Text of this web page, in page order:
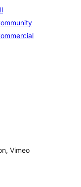
Vimeo